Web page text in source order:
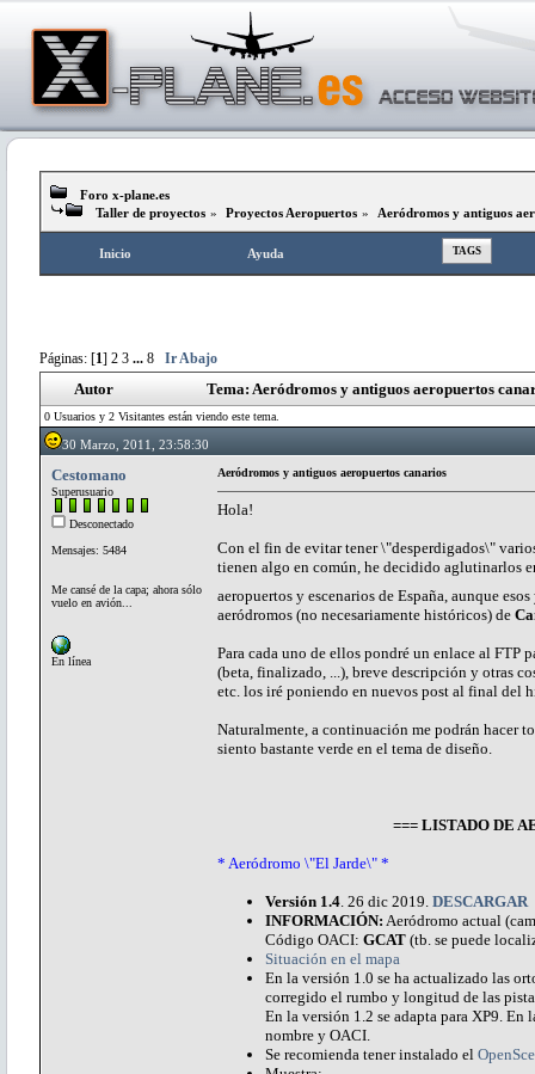
Foro x-plane.es
Taller de proyectos » Proyectos Aeropuertos » Aeródromos y antiguos
Inicio Ayuda TAGS
Páginas: [1] 2 3 ... 8 Ir Abajo
Autor Tema: Aeródromos y antiguos aeropuertos
0 Usuarios y 2 Visitantes están viendo este tema.
30 Marzo, 2011, 23:58:30
Cestomano
Superusuario
Desconectado
Mensajes: 5484
Me cansé de la capa; ahora sólo
vuelo en avión...
En línea
Aeródromos y antiguos aeropuertos canarios
Hola!
Con el fin de evitar tener \"desperdigados\"
tienen algo en común, he decidido aglutinarlos
aeropuertos y escenarios de España, aunque
aeródromos (no necesariamente históricos) de
Para cada uno de ellos pondré un enlace al FTP
(beta, finalizado, ...), breve descripción y otras
etc. los iré poniendo en nuevos post al final del
Naturalmente, a continuación me podrán hacer
siento bastante verde en el tema de diseño.
=== LISTADO DE
* Aeródromo \"El Jarde\" *
Versión 1.4 . 26 dic 2019. DESCARGAR
INFORMACIÓN: Aeródromo actual
Código OACI: GCAT (tb. se puede
Situación en el mapa
En la versión 1.0 se ha actualizado las
corregido el rumbo y longitud de las
En la versión 1.2 se adapta para XP9.
nombre y OACI.
Se recomienda tener instalado el